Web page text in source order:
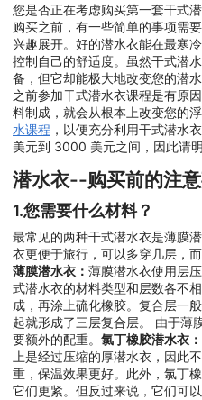
您是否正在考虑购买第一套干式
购买之前，有一些简单的事项需
兴趣展开。好的潜水衣能在最寒
控制自己的舒适度。虽然干式潜
备，但它却能极大地改变您的潜
之前参加干式潜水衣课程是有原
料制成，就会从根本上改变您的
水课程 ，以便充分利用干式潜水
美元到 3000 美元之间，因此请
潜水衣--购买前的注意
1.您需要什么材料？
最常见的两种干式潜水衣是薄膜
衣更便于旅行，可以多穿几层，
薄膜潜水衣： 薄膜潜水衣使用层
式潜水衣的材料类型和层数各不
成，再涂上硫化橡胶。复合层一
起就形成了三层复合层。 由于薄
要额外的配重。 氯丁橡胶潜水衣：
上是经过压缩的厚潜水衣，因此
重，保温效果更好。此外，氯丁
它们更紧。但反过来说，它们可